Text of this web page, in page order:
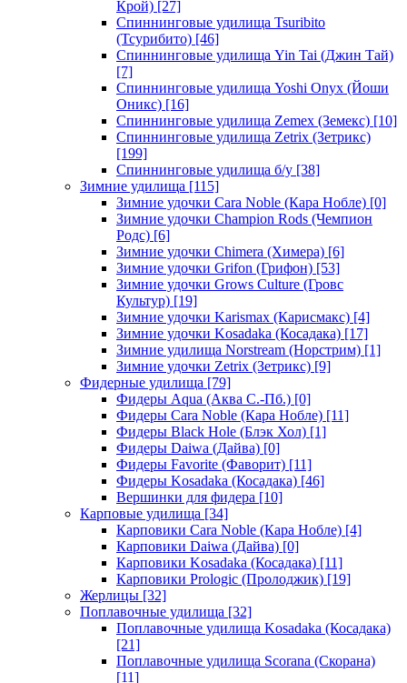
Крой) [27]
Спиннинговые удилища Tsuribito
(Тсурибито) [46]
Спиннинговые удилища Yin Tai (Джин Тай)
[7]
Спиннинговые удилища Yoshi Onyx (Йоши
Оникс) [16]
Спиннинговые удилища Zemex (Земекс) [10]
Спиннинговые удилища Zetrix (Зетрикс)
[199]
Спиннинговые удилища б/у [38]
Зимние удилища [115]
Зимние удочки Cara Noble (Кара Нобле) [0]
Зимние удочки Champion Rods (Чемпион
Родс) [6]
Зимние удочки Chimera (Химера) [6]
Зимние удочки Grifon (Грифон) [53]
Зимние удочки Grows Culture (Гровс
Культур) [19]
Зимние удочки Karismax (Карисмакс) [4]
Зимние удочки Kosadaka (Косадака) [17]
Зимние удилища Norstream (Норстрим) [1]
Зимние удочки Zetrix (Зетрикс) [9]
Фидерные удилища [79]
Фидеры Aqua (Аква С.-Пб.) [0]
Фидеры Cara Noble (Кара Нобле) [11]
Фидеры Black Hole (Блэк Хол) [1]
Фидеры Daiwa (Дайва) [0]
Фидеры Favorite (Фаворит) [11]
Фидеры Kosadaka (Косадака) [46]
Вершинки для фидера [10]
Карповые удилища [34]
Карповики Cara Noble (Кара Нобле) [4]
Карповики Daiwa (Дайва) [0]
Карповики Kosadaka (Косадака) [11]
Карповики Prologic (Пролоджик) [19]
Жерлицы [32]
Поплавочные удилища [32]
Поплавочные удилища Kosadaka (Косадака)
[21]
Поплавочные удилища Scorana (Скорана)
[11]